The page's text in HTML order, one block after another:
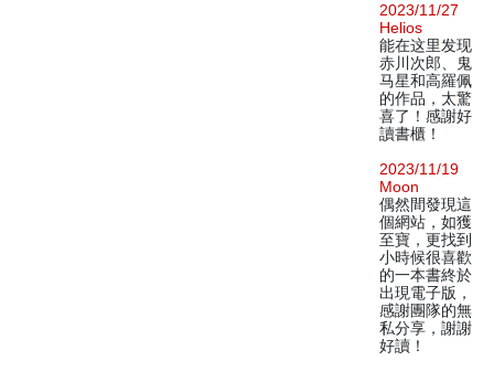
2023/11/27
Helios
能在这里发现
赤川次郎、鬼
马星和高羅佩
的作品，太驚
喜了！感謝好
讀書櫃！
2023/11/19
Moon
偶然間發現這
個網站，如獲
至寶，更找到
小時候很喜歡
的一本書終於
出現電子版，
感謝團隊的無
私分享，謝謝
好讀！